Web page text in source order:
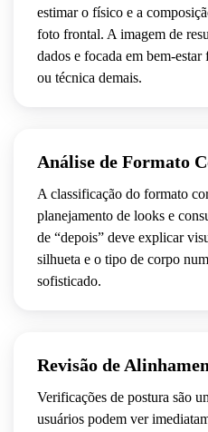
estimar o físico e a
foto frontal. A imagem de
dados e focada em bem-
ou técnica demais.
Análise de Formato
A classificação do formato
planejamento de looks e
de “depois” deve explicar
silhueta e o tipo de corpo
sofisticado.
Revisão de
Verificações de postura são
usuários podem ver